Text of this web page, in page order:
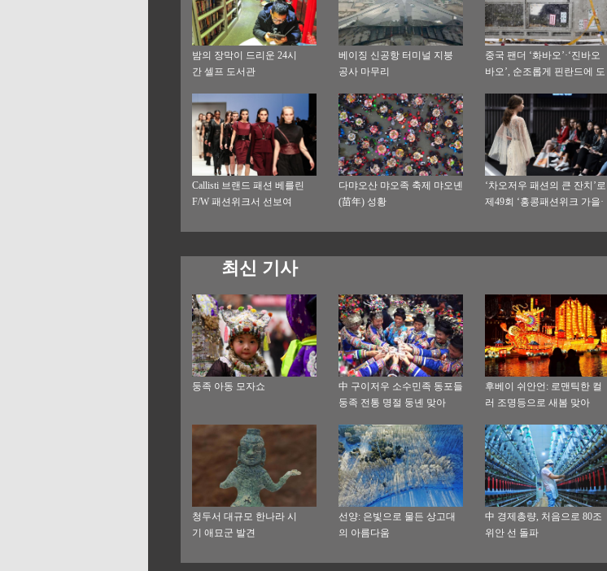
밤의 장막이 드리운 24시
간 셀프 도서관
베이징 신공항 터미널 지붕
공사 마무리
중국 팬더 ‘화바오’·‘진바오
바오’, 순조롭게 핀란드에 도
Callisti 브랜드 패션 베를린
F/W 패션위크서 선보여
다먀오산 먀오족 축제 먀오녠
(苗年) 성황
‘차오저우 패션의 큰 잔치’로
제49회 ‘홍콩패션위크 가을·
최신 기사
둥족 아동 모자쇼
中 구이저우 소수민족 동포들
둥족 전통 명절 둥녠 맞아
후베이 쉬안언: 로맨틱한 컬
러 조명등으로 새봄 맞아
청두서 대규모 한나라 시
기 애묘군 발견
선양: 은빛으로 물든 상고대
의 아름다움
中 경제총량, 처음으로 80조
위안 선 돌파